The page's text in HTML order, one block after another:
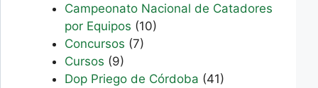
Campeonato Nacional de Catadores
por Equipos (10)
Concursos (7)
Cursos (9)
Dop Priego de Córdoba (41)